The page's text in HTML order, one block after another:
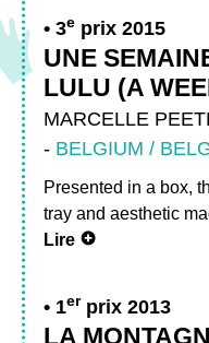
3e prix 2015
UNE
LULU (A
MARCELLE
- BELGIUM /
Presented in a box,
tray and aesthetic
Lire
1erprix 2013
LA